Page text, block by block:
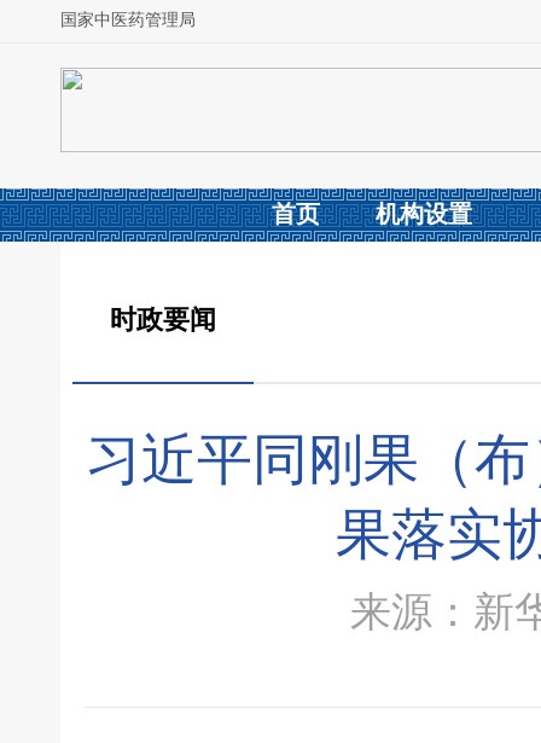
国家中医药管理局
首页 机构设置
时政要闻
习近平同刚果（
果落实
来源：新